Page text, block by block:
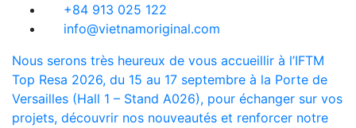
+84 913 025 122
info@vietnamoriginal.com
Nous serons très heureux de vous accueillir à l’IFTM
Top Resa 2026, du 15 au 17 septembre à la Porte de
Versailles (Hall 1 – Stand A026), pour échanger sur vos
projets, découvrir nos nouveautés et renforcer notre